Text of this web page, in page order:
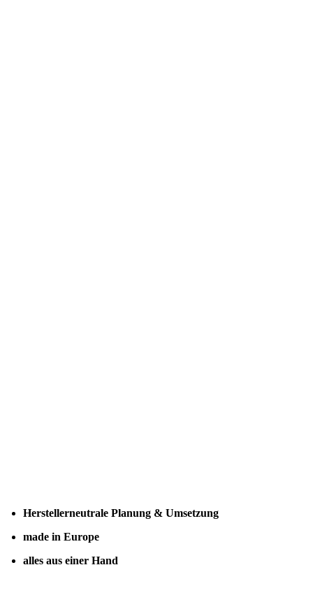
Herstellerneutrale Planung & Umsetzung
made in Europe
alles aus einer Hand